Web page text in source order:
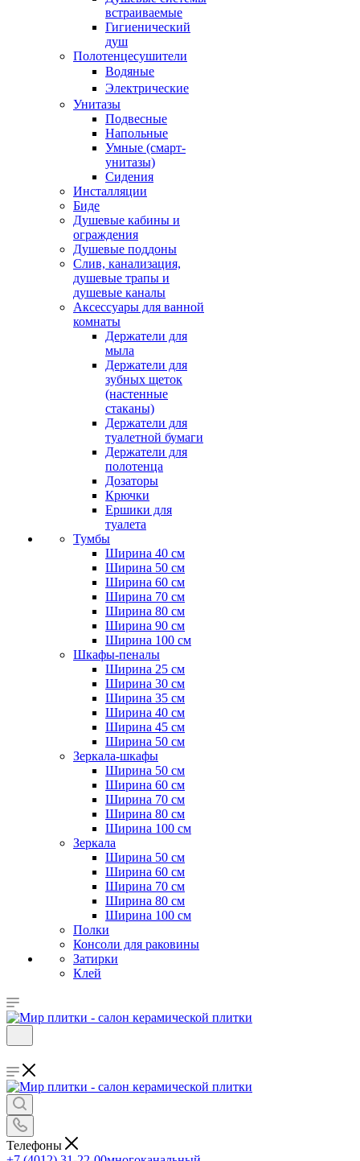
встраиваемые
Гигиенический
душ
Полотенцесушители
ㅤВодяные
ㅤЭлектрические
Унитазы
Подвесные
Напольные
Умные (смарт-
унитазы)
Сидения
Инсталляции
Биде
Душевые кабины и
ограждения
Душевые поддоны
Слив, канализация,
душевые трапы и
душевые каналы
Аксессуары для ванной
комнаты
Держатели для
мыла
Держатели для
зубных щеток
(настенные
стаканы)
Держатели для
туалетной бумаги
Держатели для
полотенца
Дозаторы
Крючки
Ершики для
туалета
Тумбы
Ширина 40 см
Ширина 50 см
Ширина 60 см
Ширина 70 см
Ширина 80 см
Ширина 90 см
Ширина 100 см
Шкафы-пеналы
Ширина 25 см
Ширина 30 см
Ширина 35 см
Ширина 40 см
Ширина 45 см
Ширина 50 см
Зеркала-шкафы
Ширина 50 см
Ширина 60 см
Ширина 70 см
Ширина 80 см
Ширина 100 см
Зеркала
Ширина 50 см
Ширина 60 см
Ширина 70 см
Ширина 80 см
Ширина 100 см
Полки
Консоли для раковины
Затирки
Клей
Телефоны